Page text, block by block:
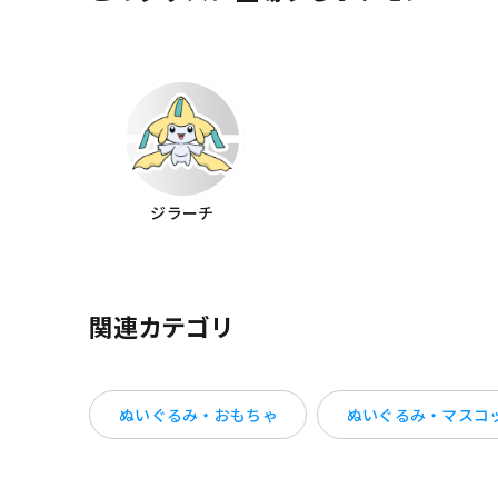
ジラーチ
関連カテゴリ
ぬいぐるみ・おもちゃ ぬいぐるみ・マスコ